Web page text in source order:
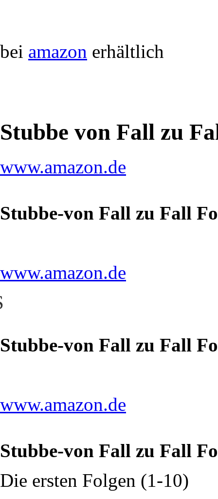
bei amazon erhältlich
Stubbe von Fall zu
www.amazon.de
Stubbe-von Fall zu Fall
www.amazon.de
Stubbe-von Fall zu Fall
www.amazon.de
Stubbe-von Fall zu Fall
Die ersten Folgen (1-10)